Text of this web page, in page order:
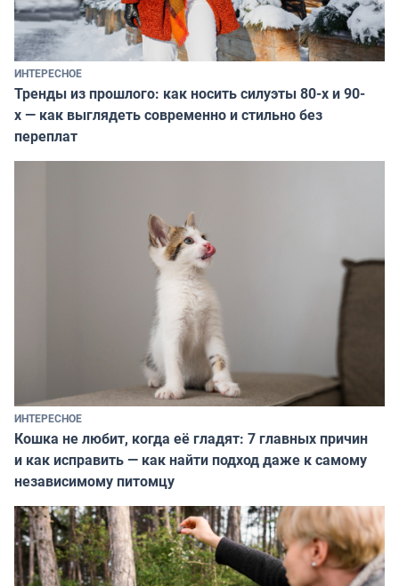
ИНТЕРЕСНОЕ
Тренды из прошлого: как носить силуэты 80-х и 90-
х — как выглядеть современно и стильно без
переплат
ИНТЕРЕСНОЕ
Кошка не любит, когда её гладят: 7 главных причин
и как исправить — как найти подход даже к самому
независимому питомцу